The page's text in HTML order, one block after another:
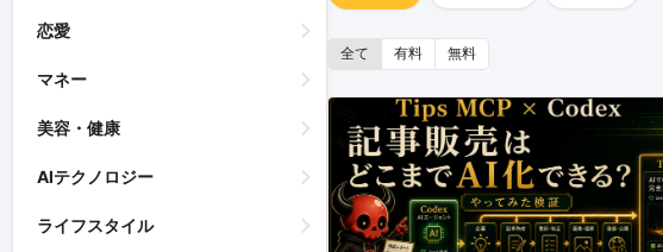
恋愛
マネー
美容・健康
AIテクノロジー
ライフスタイル
全て 有料 無料